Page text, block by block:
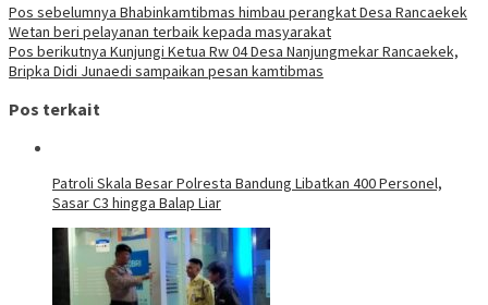
Pos sebelumnya Bhabinkamtibmas himbau perangkat Desa Rancaekek
Wetan beri pelayanan terbaik kepada masyarakat
Pos berikutnya Kunjungi Ketua Rw 04 Desa Nanjungmekar Rancaekek,
Bripka Didi Junaedi sampaikan pesan kamtibmas
Pos terkait
Patroli Skala Besar Polresta Bandung Libatkan 400 Personel,
Sasar C3 hingga Balap Liar